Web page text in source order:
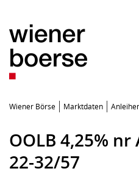
Wiener Börse Marktdaten
OOLB 4,25% nr
22-32/57